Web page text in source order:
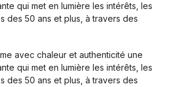
qui met en lumière les intérêts, les
des 50 ans et plus, à travers des
avec chaleur et authenticité une
qui met en lumière les intérêts, les
des 50 ans et plus, à travers des